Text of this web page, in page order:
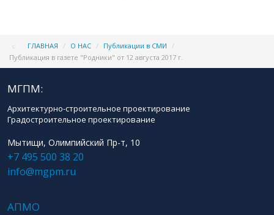
ГЛАВНАЯ / О НАС / Публикации в СМИ
/
Публикация в газете "Родники" от 12 августа 2017 г.
МГПМ:
Архитектурно-строительное проектирование
Градостроительное проектирование
Мытищи, Олимпийский Пр-т, 10
+7 495 500 38 20
info@mgpm.ru
АПМО